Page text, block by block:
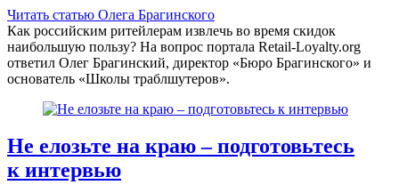
Читать статью Олега Брагинского
Как российским ритейлерам извлечь во время скидок
наибольшую пользу? На вопрос портала Retail-Loyalty.org
ответил Олег Брагинский, директор «Бюро Брагинского» и
основатель «Школы траблшутеров».
Не елозьте на краю – подготовьтесь
к интервью